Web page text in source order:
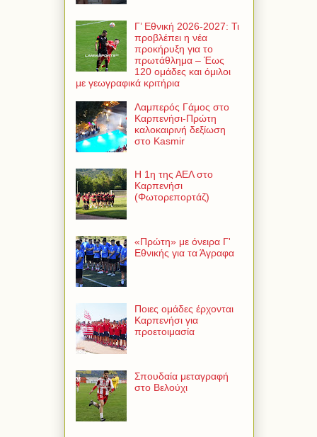
Γ’ Εθνική 2026-2027: Τι
προβλέπει η νέα
προκήρυξη για το
πρωτάθλημα – Έως
120 ομάδες και όμιλοι
με γεωγραφικά κριτήρια
Λαμπερός Γάμος στο
Καρπενήσι-Πρώτη
καλοκαιρινή δεξίωση
στο Kasmir
Η 1η της ΑΕΛ στο
Καρπενήσι
(Φωτορεπορτάζ)
«Πρώτη» με όνειρα Γ'
Εθνικής για τα Άγραφα
Ποιες ομάδες έρχονται
Καρπενήσι για
προετοιμασία
Σπουδαία μεταγραφή
στο Βελούχι